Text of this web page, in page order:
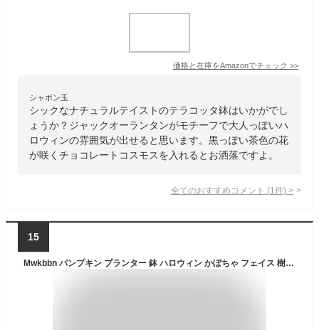
価格と在庫をAmazonでチェック >>
シャボン玉
シックなナチュラルテイストのテラコッタ鉢はいかがでし
ょうか？ジャックオーランタンがモチーフで大人っぽいハ
ロウィンの雰囲気が出せると思います。黒っぽい茶色の花
が咲くチョコレートコスモスを入れるとお洒落ですよ。
全てのおすすめコメント (1 件) >
15
Mwkbbn パンプキン プランター 鉢 ハロウィン かぼちゃ フェイス 樹脂製 かぼちゃの顔 樹脂製 花瓶 ハロウィン 植木鉢 かぼちゃ 花瓶 植木鉢 鉢 容器 観葉花瓶 屋内 屋外 植物用